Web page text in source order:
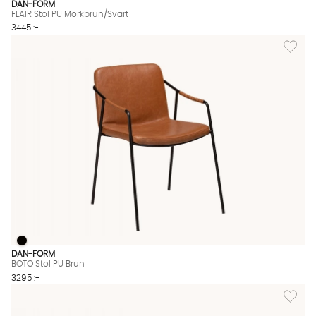
DAN-FORM
FLAIR Stol PU Mörkbrun/Svart
3445 :-
Lägg
BOTO Stol PU Brun Finns även i dessa färger:
BOTO Stol PU Brun
DAN-FORM
BOTO Stol PU Brun
3295 :-
Lägg